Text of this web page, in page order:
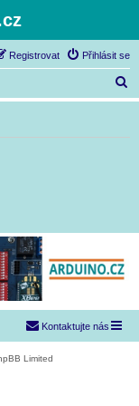
Přihlásit se
Registrovat
l
Kontaktujte nás
Limited